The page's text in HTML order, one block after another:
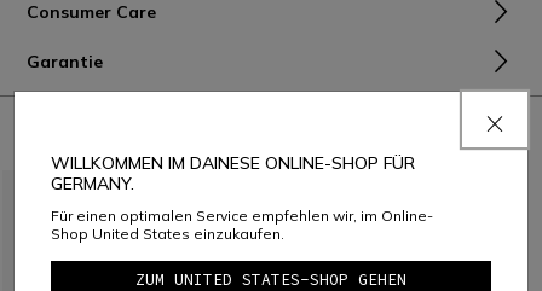
Consumer Care
Garantie
WILLKOMMEN IM DAINESE ONLINE-SHOP FÜR
GERMANY.
Für einen optimalen Service empfehlen wir, im Online-
Shop United States einzukaufen.
ZUM UNITED STATES-SHOP GEHEN